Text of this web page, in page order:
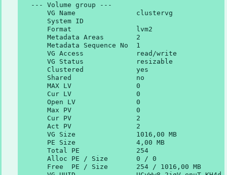
  --- Volume group ---
      VG Name               clustervg
      System ID
      Format                lvm2
      Metadata Areas        2
      Metadata Sequence No  1
      VG Access             read/write
      VG Status             resizable
      Clustered             yes
      Shared                no
      MAX LV                0
      Cur LV                0
      Open LV               0
      Max PV                0
      Cur PV                2
      Act PV                2
      VG Size               1016,00 MB
      PE Size               4,00 MB
      Total PE              254
      Alloc PE / Size       0 / 0
      Free  PE / Size       254 / 1016,00 MB